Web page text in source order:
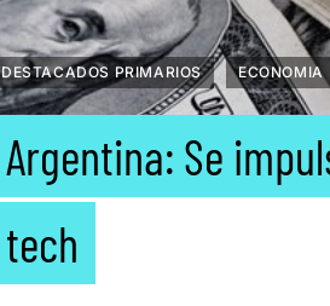
DESTACADOS PRIMARIOS ECONOMIA
Argentina: Se
tech